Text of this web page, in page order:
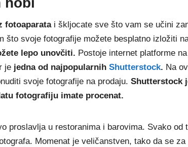
fotoaparatai škljocate sve što vam se učini
što svoje fotografije možete besplatno izložiti
lepo unovčiti. Postoje internet platforme
je jedna od najpopularnih Shutterstock. Na
svoje fotografije na prodaju. Shutterstock
fotografiju imate procenat.
proslavlja u restoranima i barovima. Svako od
Momenat je veličanstven, tako da se za